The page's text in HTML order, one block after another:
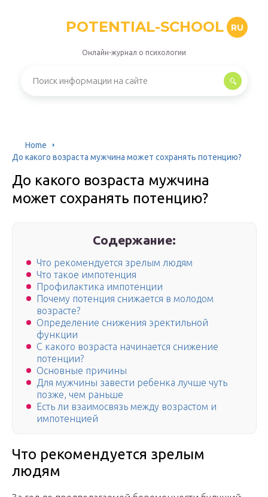
POTENTIAL-SCHOOL RU
Онлайн-журнал о психологии
Home
До какого возраста мужчина может сохранять потенцию?
До какого возраста мужчина
может сохранять потенцию?
Содержание:
Что рекомендуется зрелым людям
Что такое импотенция
Профилактика импотенции
Почему потенция снижается в молодом
возрасте?
Определение снижения эректильной
функции
С какого возраста начинается снижение
потенции?
Основные причины
Для мужчины завести ребенка лучше чуть
позже, чем раньше
Есть ли взаимосвязь между возрастом и
импотенцией
Что рекомендуется зрелым
людям